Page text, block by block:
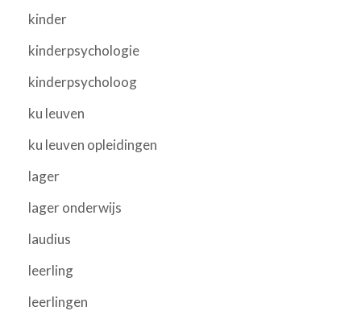
kinder
kinderpsychologie
kinderpsycholoog
ku leuven
ku leuven opleidingen
lager
lager onderwijs
laudius
leerling
leerlingen